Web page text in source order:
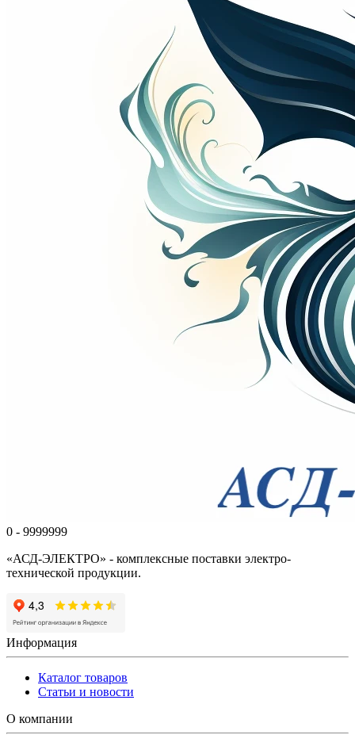
0 - 9999999
«АСД-ЭЛЕКТРО» - комплексные поставки электро-
технической продукции.
Информация
Каталог товаров
Статьи и новости
О компании